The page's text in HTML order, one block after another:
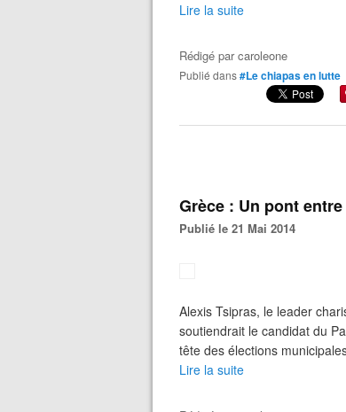
Lire la suite
Rédigé parcaroleone
Publié dans#Le chiapas en lutte
Grèce : Un pont
Publié le 21 Mai 2014
Alexis Tsipras, le leader
soutiendrait le candidat du
tête des élections
Lire la suite